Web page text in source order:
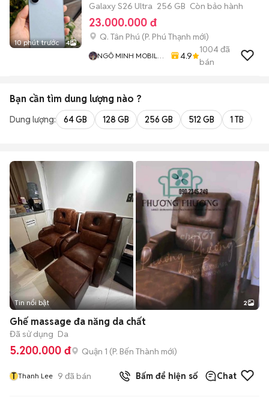
10 phút trước 4
Galaxy S26 Ultra 256 GB Còn bảo hành
23.000.000 đ
Q. Tân Phú (P. Phú Thạnh mới)
NGÔ MINH MOBILE
4.9
1004đã
bán
Bạn cần tìm dung lượng nào ?
Dung lượng: 64 GB 128 GB 256 GB 512 GB 1 TB
Tin nổi bật 2
Ghế massage đa năng da chất
Đã sử dụng Da
5.200.000 đ Quận 1 (P. Bến Thành mới)
T Thanh Lee 9 đã bán Bấm để hiện số Chat